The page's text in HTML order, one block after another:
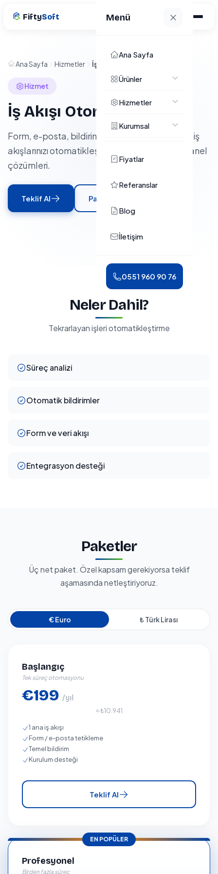
FiftySoft Menü
Ana Sayfa
Ürünler
Hizmetler
Kurumsal
Fiyatlar
Referanslar
Blog
İletişim
0551 960 90 76
Ana Sayfa Hizmetler İş Akışı Otomasyonu
Hizmet
İş Akışı Otomasyonu
Form, e-posta, bildirim, rapor, CRM ve benzeri iş
akışlarınızı otomatikleştiren entegrasyon ve panel
çözümleri.
Teklif Al Paketleri Gör
Neler Dahil?
Tekrarlayan işleri otomatikleştirme
Süreç analizi
Otomatik bildirimler
Form ve veri akışı
Entegrasyon desteği
Paketler
Üç net paket. Özel kapsam gerekiyorsa teklif
aşamasında netleştiriyoruz.
€ Euro ₺ Türk Lirası
Başlangıç
Tek süreç otomasyonu
€199 /yıl
≈ ₺10.941
1 ana iş akışı
Form / e-posta tetikleme
Temel bildirim
Kurulum desteği
Teklif Al
EN POPÜLER
Profesyonel
Birden fazla süreç